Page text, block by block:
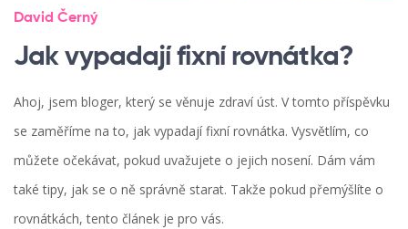
David Černý
Jak vypadají fixní rovnátka?
Ahoj, jsem bloger, který se věnuje zdraví úst. V tomto příspěvku
se zaměříme na to, jak vypadají fixní rovnátka. Vysvětlím, co
můžete očekávat, pokud uvažujete o jejich nosení. Dám vám
také tipy, jak se o ně správně starat. Takže pokud přemýšlíte o
rovnátkách, tento článek je pro vás.